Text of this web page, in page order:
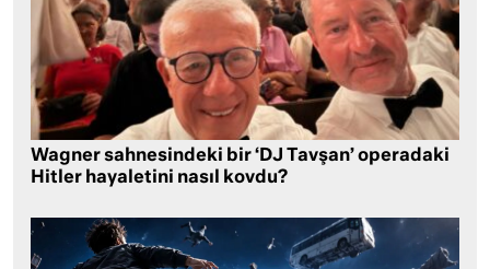
Wagner sahnesindeki bir ‘DJ Tavşan’ operadaki
Hitler hayaletini nasıl kovdu?